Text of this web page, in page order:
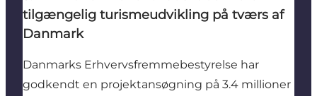
tilgængelig turismeudvikling på tværs af
Danmark
Danmarks Erhvervsfremmebestyrelse har
godkendt en projektansøgning på 3.4 millioner